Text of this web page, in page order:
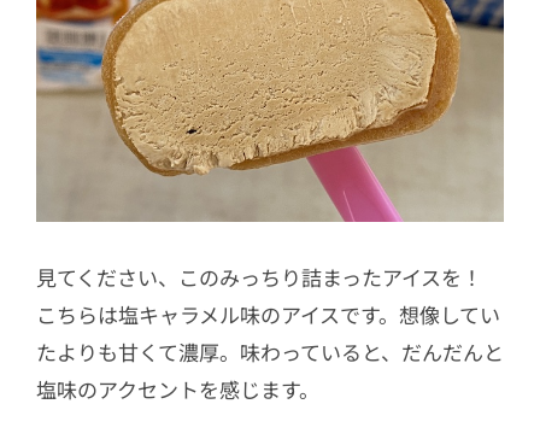
見てください、このみっちり詰まったアイスを！
こちらは塩キャラメル味のアイスです。想像してい
たよりも甘くて濃厚。味わっていると、だんだんと
塩味のアクセントを感じます。